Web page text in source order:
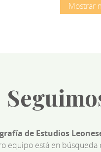
Mostrar
de Estudios
equipo está en búsqueda